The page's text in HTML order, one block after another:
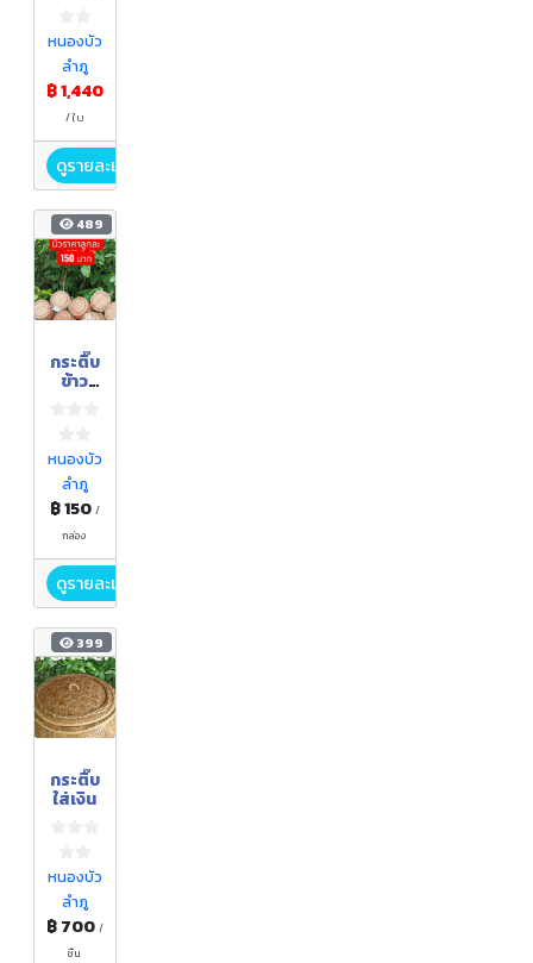
หนองบัว
ลำภู
฿ 1,440
/ ใบ
ดูรายละเอียด
489
กระติ๊บ
ข้าว
กว้าง
5.5 นิ้ว
สูง 6
นิ้ว
หนองบัว
ลำภู
฿ 150 /
กล่อง
ดูรายละเอียด
399
กระติ๊บ
ใส่เงิน
หนองบัว
ลำภู
฿ 700 /
ชิ้น